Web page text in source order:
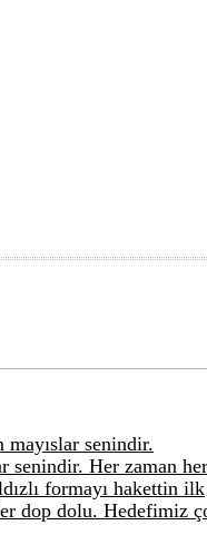
senindir.
senindir. Her zaman her
formayı hakettin ilk
dop dolu. Hedefimiz